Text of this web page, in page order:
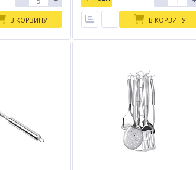
В КОРЗИНУ В КОРЗИНУ